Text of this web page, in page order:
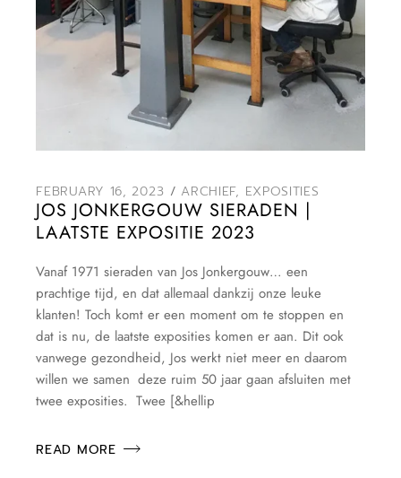
FEBRUARY 16, 2023 ARCHIEF, EXPOSITIES
JOS JONKERGOUW SIERADEN |
LAATSTE EXPOSITIE 2023
Vanaf 1971 sieraden van Jos Jonkergouw… een
prachtige tijd, en dat allemaal dankzij onze leuke
klanten! Toch komt er een moment om te stoppen en
dat is nu, de laatste exposities komen er aan. Dit ook
vanwege gezondheid, Jos werkt niet meer en daarom
willen we samen deze ruim 50 jaar gaan afsluiten met
twee exposities. Twee [&hellip
READ MORE